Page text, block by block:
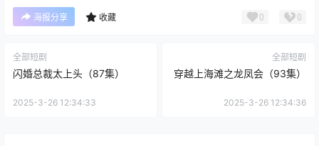
海报分享 收藏 0 0
全部短剧
闪婚总裁太上头（87集）
2025-3-26 12:34:33
全部短剧
穿越上海滩之龙凤会（93集）
2025-3-26 12:34:36